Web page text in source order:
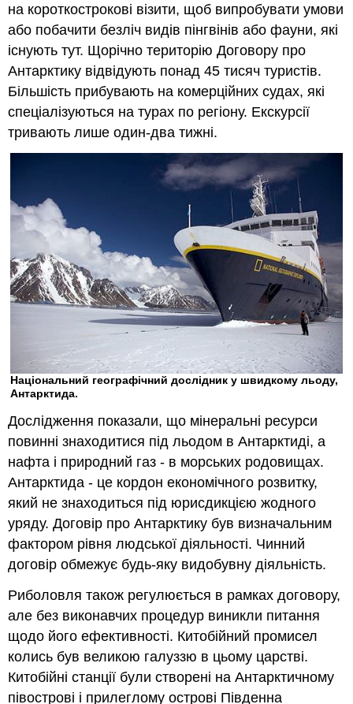
на короткострокові візити, щоб випробувати умови
або побачити безліч видів пінгвінів або фауни, які
існують тут. Щорічно територію Договору про
Антарктику відвідують понад 45 тисяч туристів.
Більшість прибувають на комерційних судах, які
спеціалізуються на турах по регіону. Екскурсії
тривають лише один-два тижні.
Національний географічний дослідник у швидкому льоду,
Антарктида.
Дослідження показали, що мінеральні ресурси
повинні знаходитися під льодом в Антарктиді, а
нафта і природний газ - в морських родовищах.
Антарктида - це кордон економічного розвитку,
який не знаходиться під юрисдикцією жодного
уряду. Договір про Антарктику був визначальним
фактором рівня людської діяльності. Чинний
договір обмежує будь-яку видобувну діяльність.
Риболовля також регулюється в рамках договору,
але без виконавчих процедур виникли питання
щодо його ефективності. Китобійний промисел
колись був великою галуззю в цьому царстві.
Китобійні станції були створені на Антарктичному
півострові і прилеглому острові Південна